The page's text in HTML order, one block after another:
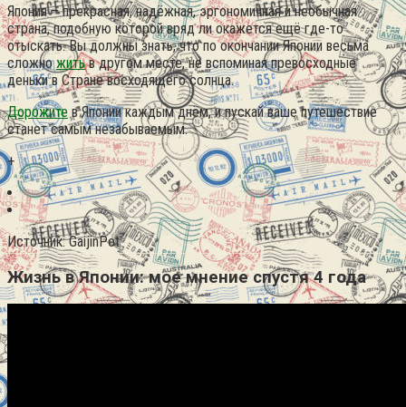
Япония – прекрасная, надёжная, эргономичная и необычная
страна, подобную которой вряд ли окажется ещё где-то
отыскать. Вы должны знать, что по окончании Японии весьма
сложножитьв другом месте, не вспоминая превосходные
деньки в Стране восходящего солнца.
Дорожитев Японии каждым днём, и пускай ваше путешествие
станет самым незабываемым.
+
Источник: GaijinPot
Жизнь в Японии: мое мнение спустя 4 года